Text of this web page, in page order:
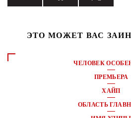
ЭТО МОЖЕТ ВАС
ЧЕЛОВЕК
ПРЕМЬЕРА
ХАЙП
ОБЛАСТЬ